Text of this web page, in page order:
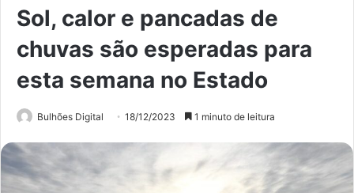
Sol, calor e pancadas de
chuvas são esperadas para
esta semana no Estado
Bulhões Digital 18/12/2023 1 minuto de leitura